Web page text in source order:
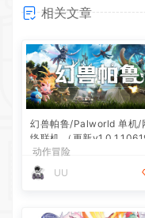
相关文章
幻兽帕鲁/Palworld 单机/
络联机 （更新
动作冒险
UU